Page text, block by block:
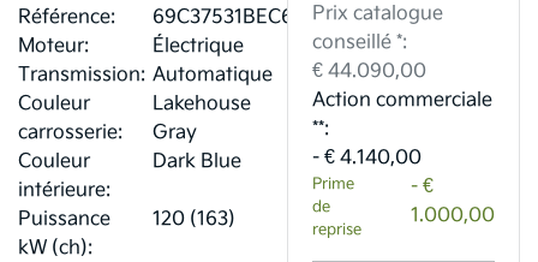
Référence:
69C37531BEC61
Moteur:
Électrique
Transmission: Automatique
Couleur
carrosserie:
Lakehouse
Gray
Couleur
intérieure:
Dark Blue
Puissance
kW (ch):
120 (163)
Prix catalogue
conseillé *:
€ 44.090,00
Action commerciale
**:
- € 4.140,00
Prime
de
reprise
- €
1.000,00